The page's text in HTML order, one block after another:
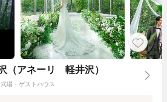
（アネーリ 軽井沢）
場・ゲストハウス